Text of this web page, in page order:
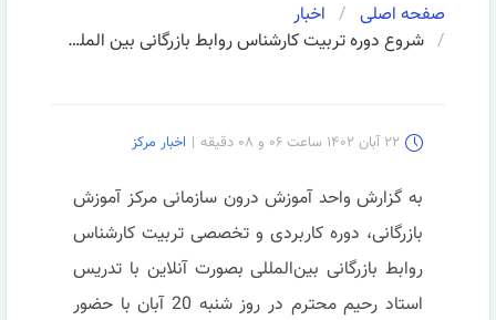
صفحه اصلی
اخبار
شروع دوره تربیت کارشناس روابط بازرگانی بین المللی
۲۲ آبان ۱۴۰۲ ساعت ۰۶ و ۰۸ دقیقه | اخبار مرکز
به گزارش واحد آموزش درون سازمانی مرکز آموزش
بازرگانی، دوره کاربردی و تخصصی تربیت کارشناس
روابط بازرگانی بین‌المللی بصورت آنلاین با تدریس
استاد رحیم محترم در روز شنبه 20 آبان با حضور